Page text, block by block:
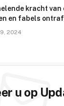
kracht
en fabels
2024
u op